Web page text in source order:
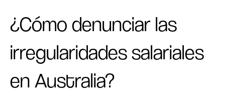
¿Cómo denunciar las
irregularidades salariales
en Australia?